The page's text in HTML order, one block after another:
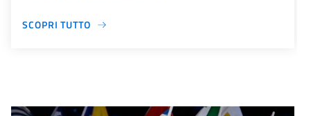
SCOPRI TUTTO